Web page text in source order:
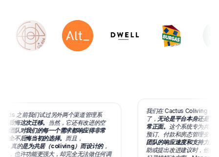
之前我们试过另外两个渠道管理系
后悔这次迁移。 当然，它还有改进的空
团队对我们的每一个需求都响应得非常
全不后悔当初的选择。 而且，
真的是为共居（coliving）而设计的，
，也许功能更强大，却完全无法做任何调
我们在 Cactus Coliving 使
了，无论是平台本身还是背
常正面。这个系统专为共居
预订、付款和房态管理变得
团队的响应速度和支持力度。
助或提出改进建议时，他们